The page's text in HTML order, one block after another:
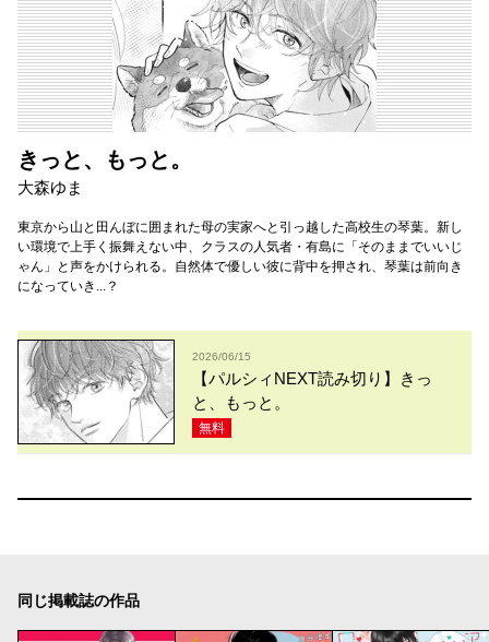
きっと、もっと。
大森ゆま
東京から山と田んぼに囲まれた母の実家へと引っ越した高校生の琴葉。新し
い環境で上手く振舞えない中、クラスの人気者・有島に「そのままでいいじ
ゃん」と声をかけられる。自然体で優しい彼に背中を押され、琴葉は前向き
になっていき...？
2026/06/15
【パルシィNEXT読み切り】きっ
と、もっと。
無料
同じ掲載誌の作品